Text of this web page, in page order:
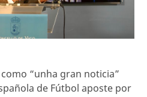
“unha gran noticia”
de Fútbol aposte por